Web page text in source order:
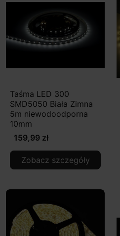
Taśma LED 300
SMD5050 Biała Zimna
5m niewodoodporna
10mm
159,99 zł
Zobacz szczegóły